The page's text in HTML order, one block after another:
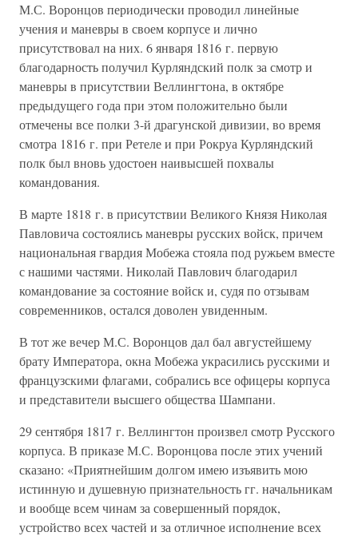
М.С. Воронцов периодически проводил линейные
учения и маневры в своем корпусе и лично
присутствовал на них. 6 января 1816 г. первую
благодарность получил Курляндский полк за смотр и
маневры в присутствии Веллингтона, в октябре
предыдущего года при этом положительно были
отмечены все полки 3-й драгунской дивизии, во время
смотра 1816 г. при Ретеле и при Рокруа Курляндский
полк был вновь удостоен наивысшей похвалы
командования.
В марте 1818 г. в присутствии Великого Князя Николая
Павловича состоялись маневры русских войск, причем
национальная гвардия Мобежа стояла под ружьем вместе
с нашими частями. Николай Павлович благодарил
командование за состояние войск и, судя по отзывам
современников, остался доволен увиденным.
В тот же вечер М.С. Воронцов дал бал августейшему
брату Императора, окна Мобежа украсились русскими и
французскими флагами, собрались все офицеры корпуса
и представители высшего общества Шампани.
29 сентября 1817 г. Веллингтон произвел смотр Русского
корпуса. В приказе М.С. Воронцова после этих учений
сказано: «Приятнейшим долгом имею изъявить мою
истинную и душевную признательность гг. начальникам
и вообще всем чинам за совершенный порядок,
устройство всех частей и за отличное исполнение всех